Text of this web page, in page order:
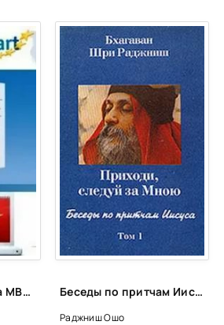
Аудиоверсия курса MBA Start, модули 11-15 Беседы по притчам Иисуса. Приходи, следуй за Мною. Том 1 (1-5 беседы) - Ошо Раджниш
Раджниш Ошо